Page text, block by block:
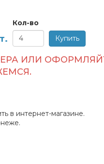
Кол-во
ИЛИ
в интернет-магазине.